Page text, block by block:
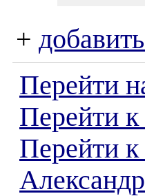
+
Перейти
Перейти к
Перейти